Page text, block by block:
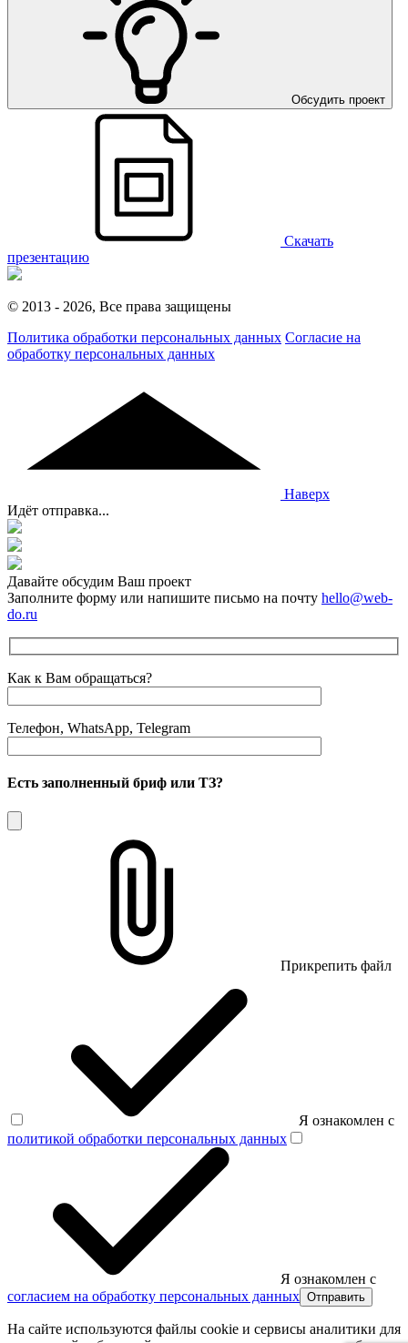
Обсудить проект
Скачать
презентацию
© 2013 - 2026, Все права защищены
Политика обработки персональных данных Согласие на
обработку персональных данных
Наверх
Идёт отправка...
Давайте обсудим Ваш проект
Заполните форму или напишите письмо на почту hello@web-
do.ru
Как к Вам обращаться?
Телефон, WhatsApp, Telegram
Есть заполненный бриф или ТЗ?
Прикрепить файл
Я ознакомлен с
политикой обработки персональных данных
Я ознакомлен с
согласием на обработку персональных данных Отправить
На сайте используются файлы cookie и сервисы аналитики для